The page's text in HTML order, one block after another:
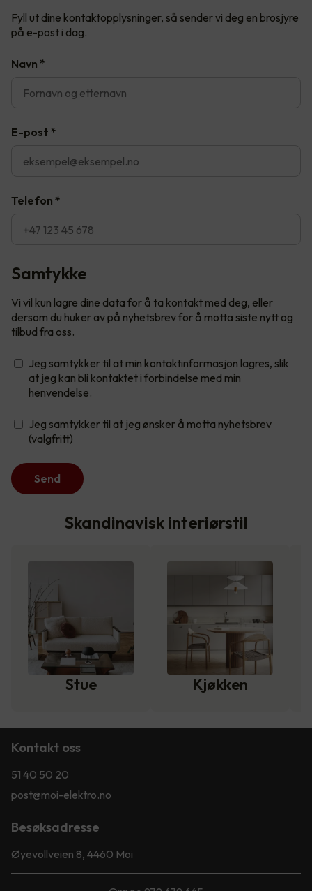
Fyll ut dine kontaktopplysninger, så sender vi deg en brosjyre
på e-post i dag.
Navn *
E-post *
Telefon *
Samtykke
Vi vil kun lagre dine data for å ta kontakt med deg, eller
dersom du huker av på nyhetsbrev for å motta siste nytt og
tilbud fra oss.
Jeg samtykker til at min kontaktinformasjon lagres, slik
at jeg kan bli kontaktet i forbindelse med min
henvendelse.
Jeg samtykker til at jeg ønsker å motta nyhetsbrev
(valgfritt)
Send
Skandinavisk interiørstil
Stue Kjøkken
Kontakt oss
51 40 50 20
post@moi-elektro.no
Besøksadresse
Øyevollveien 8, 4460 Moi